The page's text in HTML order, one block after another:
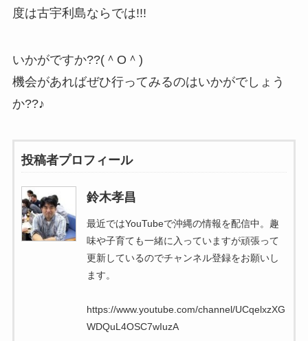
度は古宇利島ならでは!!!
いかがですか??(＾O＾)
機会があればぜひ行ってみるのはいかがでしょう
か??♪
投稿者プロフィール
鈴木孝昌
最近ではYouTubeで沖縄の情報を配信中。趣
味や子育ても一緒に入っていますが頑張って
更新しているのでチャンネル登録をお願いし
ます。
https://www.youtube.com/channel/UCqelxzXG
WDQuL4OSC7wIuzA